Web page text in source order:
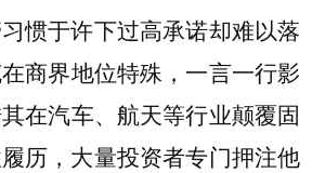
惯于许下过高承诺却难以落
商界地位特殊，一言一行影
在汽车、航天等行业颠覆固
历，大量投资者专门押注他